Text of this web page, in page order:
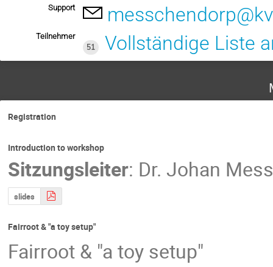
Support
Teilnehmer
51
Vollständige Liste
Registration
Introduction to workshop
Sitzungsleiter: Dr. Johan
slides
Fairroot & "a toy setup"
Fairroot & "a toy setup"